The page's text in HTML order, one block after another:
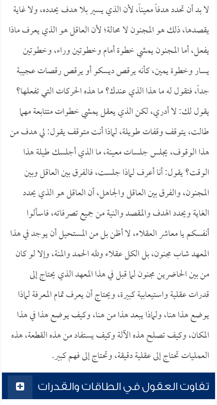
لا بد أن تحدد هدفاً معيناً، لأن الذي يسير بلا هدف يحدده، ولا غاية
يقصدها، ذلك هو المجنون لا محالة؛ لأن العاقل هو الذي يعرف ماذا
يفعل، أما المجنون يمشي خطوة أمام وخطوتين وراء، وخطوتين
يسار وخطوة يمين، كأنه يرقص ديسكو أو يرقص رقصات عجيبة
جداً، فتقول له ما هذا الذي عندك؟ ما هذه الحركات التي تفعلها؟
يقول لك: لا أدري، لكن الذي يعقل يمشي خطوات متتابعة مهما
طالت، يتوقف وقفات طويلة، لماذا أنت متوقف يقول: لي هدف من
هذا الوقوف، يجلس جلسات معينة، ما الذي أجلسك طيلة هذا
الوقت؟ يقول: أنا أعرف لماذا جلست، فالفرق بين العاقل وبين
المجنون، والفرق بين العاقل والجاهل، أن العاقل هو الذي يحدد
الغاية ويحدد الهدف والمقصد والنية من جميع تصرفاته، فاسألوا
أنفسكم يا معاشر العقلاء، لا أظن بل من المستحيل أن يوجد في هذا
المعهد شاب مجنون، بل الكل عقلاء ولله الحمد والمنة، وإلا لو كان
من بين الحاضرين مجنون لما قبل في هذا المعهد الذي يحتاج إلى
قدرات عقلية واستيعابية كبيرة، ويحتاج أن يعرف تمام المعرفة لماذا
يوضع هذا هنا، ولماذا يبعد هذا من هنا، وكيف يوضع هذا في هذا
المكان، وكيف تصلح هذه الآلة وكيف يستفاد من هذه القطعة، هذه
العمليات تحتاج إلى عقلية دقيقة، وتحتاج إلى فهم كبير.
تفاوت العقول في الطاقات والقدرات